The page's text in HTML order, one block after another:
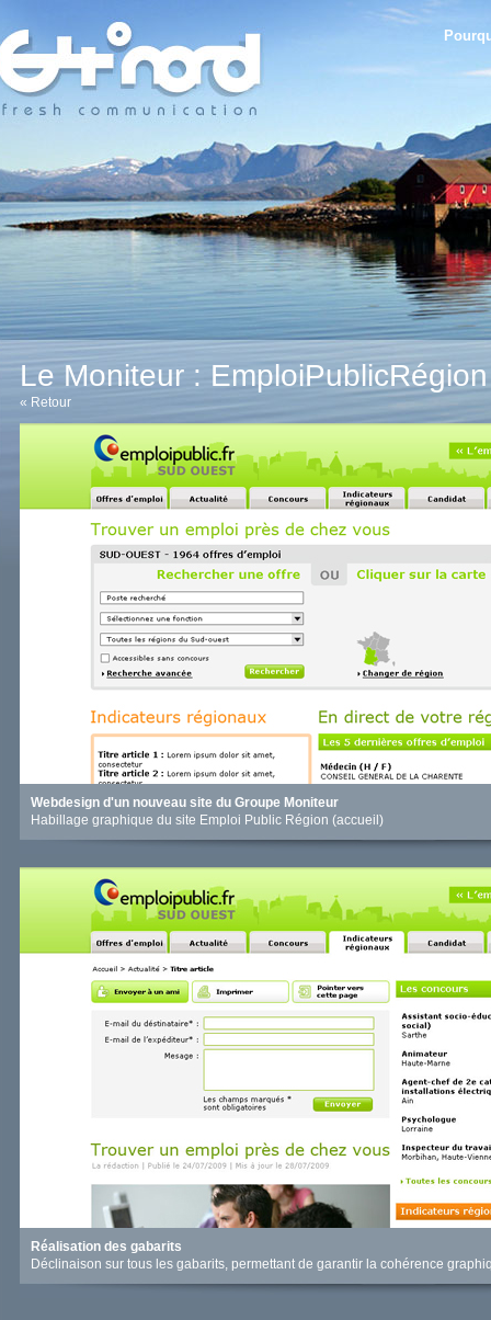
Le Moniteur : EmploiPublicRégion
« Retour
Webdesign d'un nouveau site du Groupe Moniteur
Habillage graphique du site Emploi Public Région (accueil)
Réalisation des gabarits
Déclinaison sur tous les gabarits, permettant de garantir la cohérence